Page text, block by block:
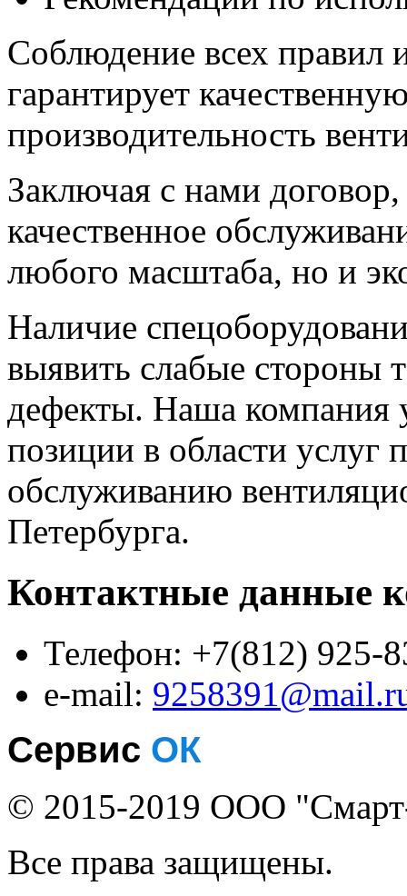
Соблюдение всех правил
гарантирует
производительность
Заключая с нами
качественное
любого масштаба, но и
Наличие
выявить слабые стороны
дефекты. Наша компания
позиции в области услуг
обслуживанию
Петербурга.
Контактные данные
Телефон: +7(812) 925-
e-mail:
Сервис ОК
© 2015-2019 ООО
Все права защищены.